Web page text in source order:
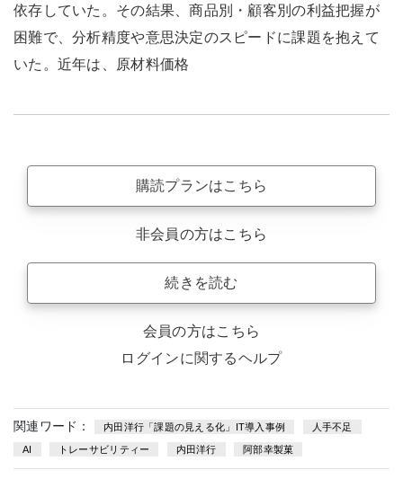
依存していた。その結果、商品別・顧客別の利益把握が
困難で、分析精度や意思決定のスピードに課題を抱えて
いた。近年は、原材料価格
購読プランはこちら
非会員の方はこちら
続きを読む
会員の方はこちら
ログインに関するヘルプ
関連ワード： 内田洋行「課題の見える化」IT導入事例 人手不足
AI トレーサビリティー 内田洋行 阿部幸製菓